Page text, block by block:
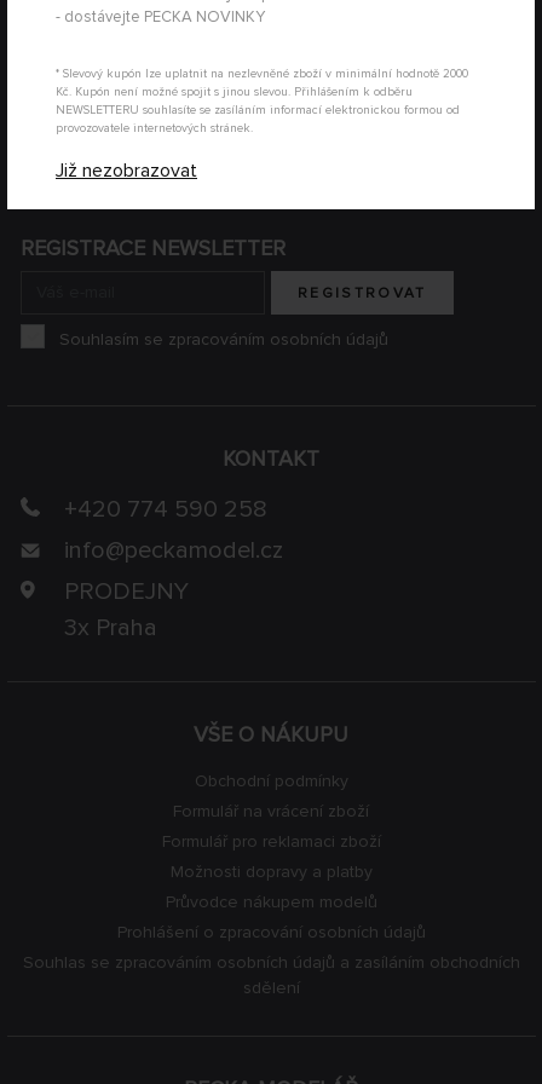
- dostávejte PECKA NOVINKY
* Slevový kupón lze uplatnit na nezlevněné zboží v minimální hodnotě 2000
Kč. Kupón není možné spojit s jinou slevou. Přihlášením k odběru
NEWSLETTERU souhlasíte se zasíláním informací elektronickou formou od
provozovatele internetových stránek.
Již nezobrazovat
VŠE O NÁKUPU
Obchodní podmínky
Formulář na vrácení zboží
Formulář pro reklamaci zboží
Možnosti dopravy a platby
Průvodce nákupem modelů
Prohlášení o zpracování osobních údajů
Souhlas se zpracováním osobních údajů a zasíláním obchodních
sdělení
KONTAKT
+420 774 590 258
info@peckamodel.cz
PRODEJNY
3x Praha
REGISTRACE NEWSLETTER
REGISTROVAT
Souhlasím se zpracováním osobních údajů